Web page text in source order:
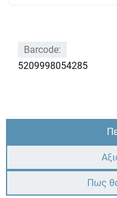
Barcode:
5209998054285
Πως